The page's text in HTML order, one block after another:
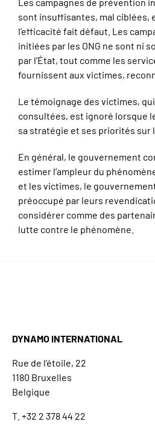
sont insuffisantes, mal ciblées,
l’efficacité fait défaut. Les
initiées par les ONG ne sont ni
par l’État, tout comme les
fournissent aux victimes,
Le témoignage des victimes,
consultées, est ignoré lorsque
sa stratégie et ses priorités sur
En général, le gouvernement
estimer l’ampleur du
et les victimes, le
préoccupé par leurs
considérer comme des
lutte contre le phénomène.
DYNAMO INTERNATIONAL
Rue de l’étoile, 22
1180 Bruxelles
Belgique
T. +32 2 378 44 22